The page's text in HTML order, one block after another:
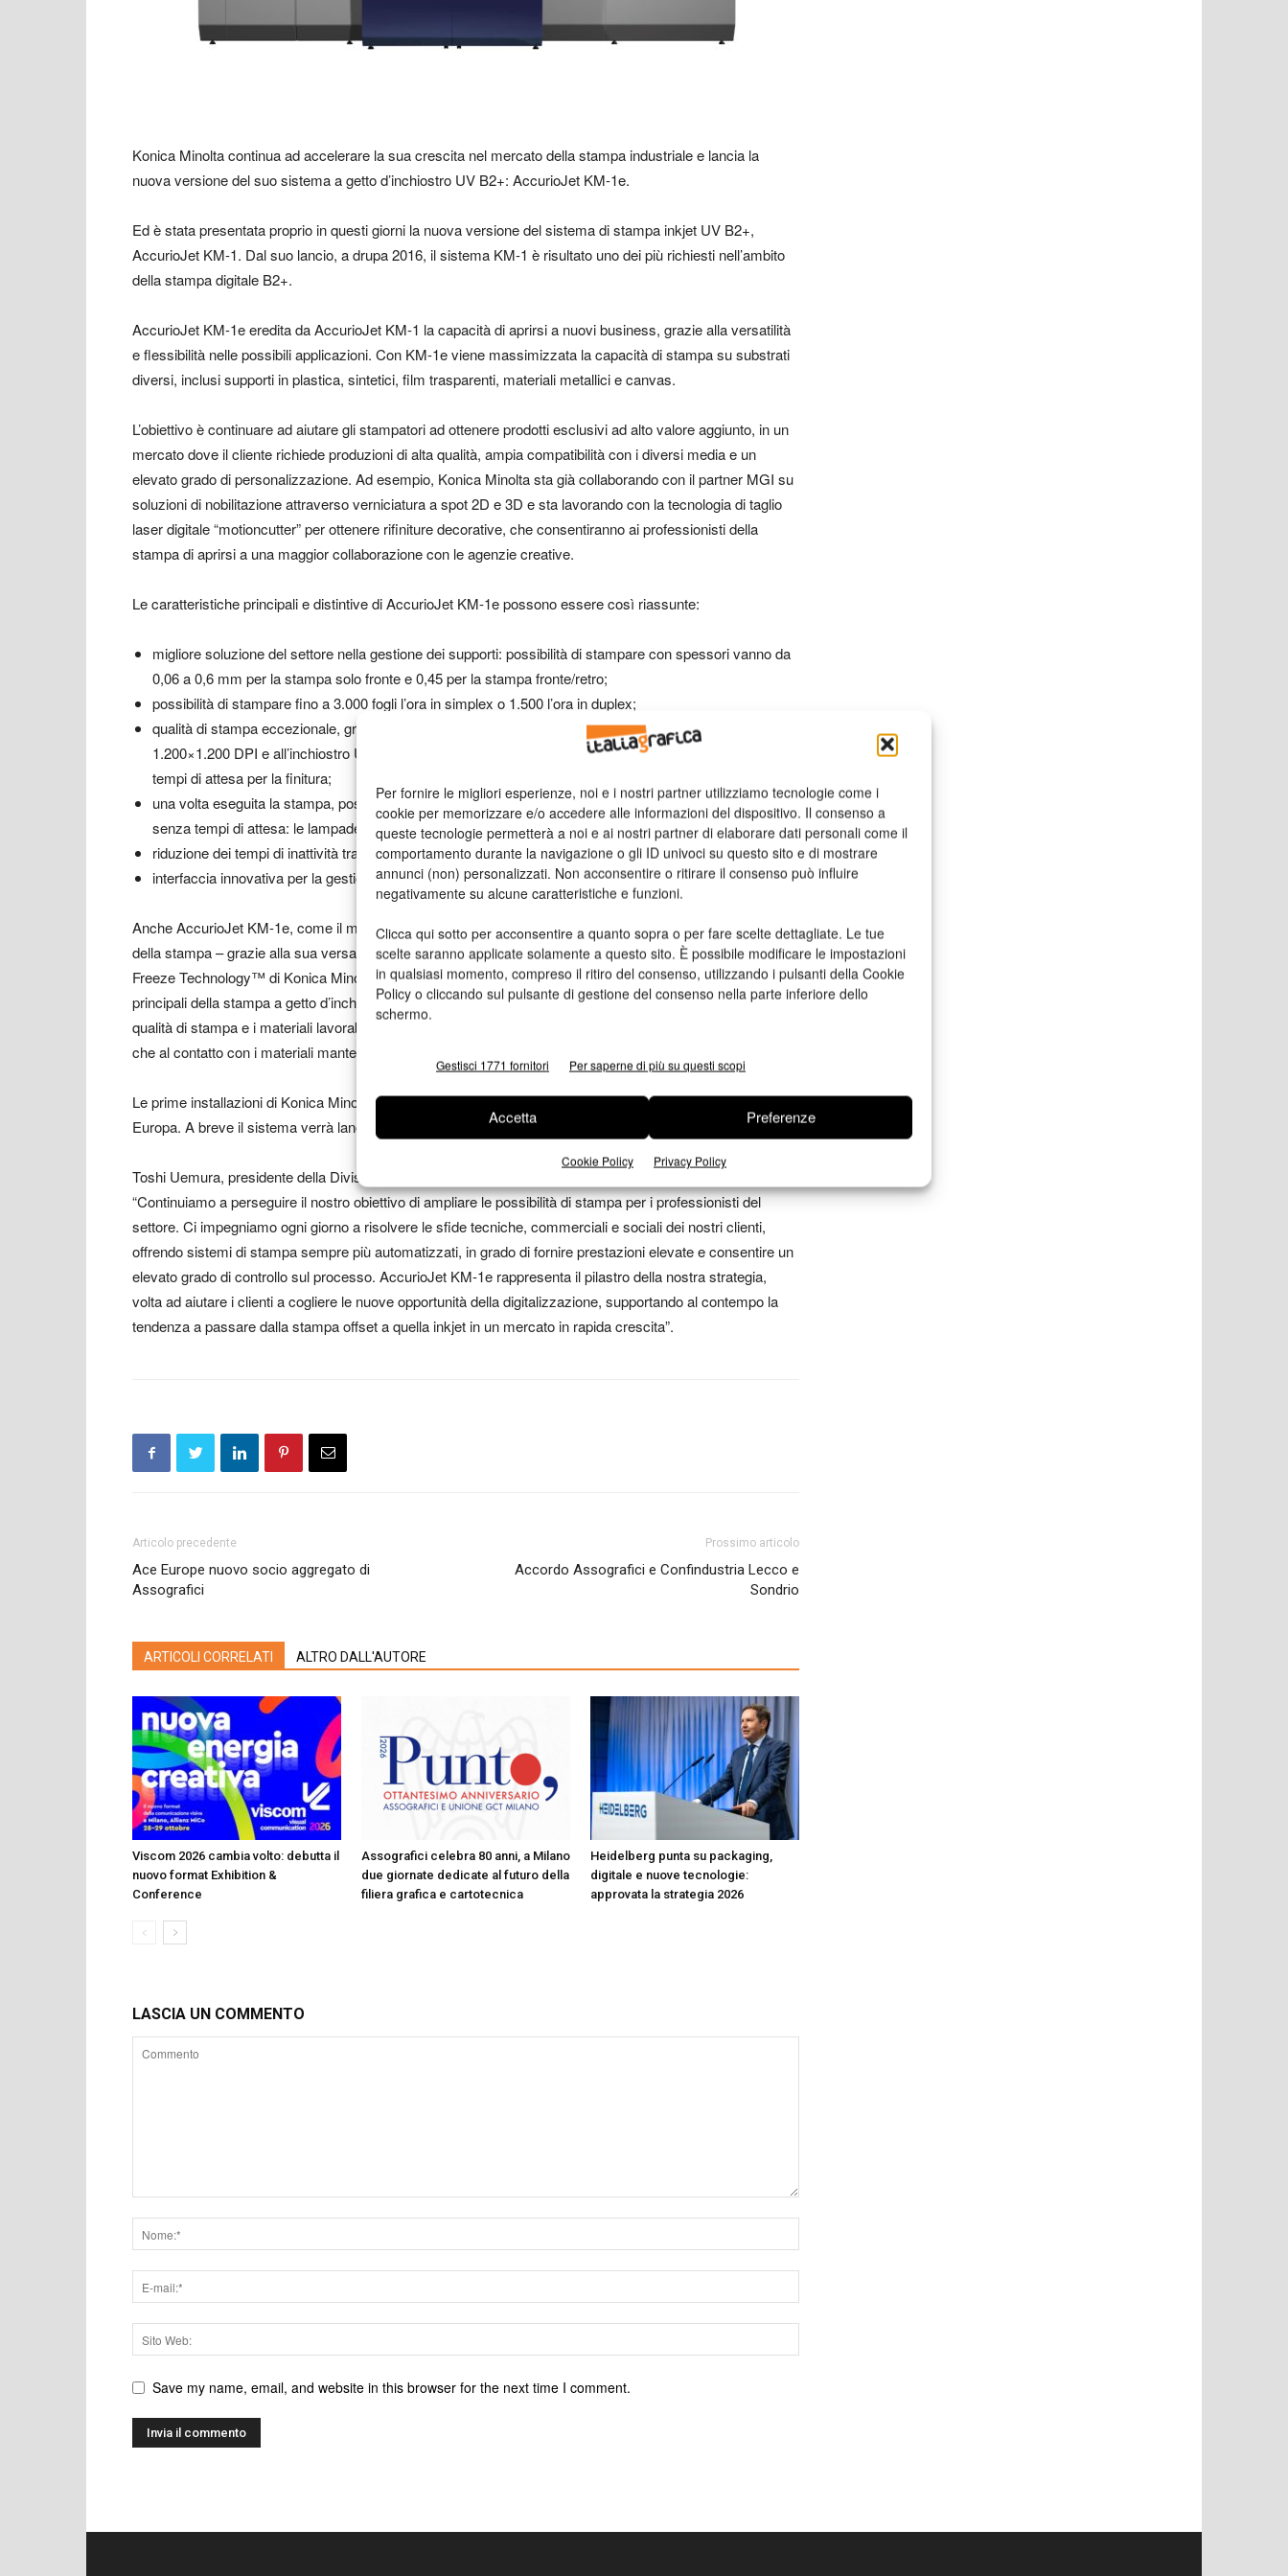
Per fornire le migliori esperienze, noi e i nostri partner utilizziamo tecnologie come i
cookie per memorizzare e/o accedere alle informazioni del dispositivo. Il consenso a
queste tecnologie permetterà a noi e ai nostri partner di elaborare dati personali come il
comportamento durante la navigazione o gli ID univoci su questo sito e di mostrare
annunci (non) personalizzati. Non acconsentire o ritirare il consenso può influire
negativamente su alcune caratteristiche e funzioni.
Clicca qui sotto per acconsentire a quanto sopra o per fare scelte dettagliate. Le tue
scelte saranno applicate solamente a questo sito. È possibile modificare le impostazioni
in qualsiasi momento, compreso il ritiro del consenso, utilizzando i pulsanti della Cookie
Policy o cliccando sul pulsante di gestione del consenso nella parte inferiore dello
schermo.
Gestisci 1771 fornitori Per saperne di più su questi scopi
Accetta Preferenze
Cookie Policy Privacy Policy
Konica Minolta continua ad accelerare la sua crescita nel mercato della stampa industriale e lancia la
nuova versione del suo sistema a getto d’inchiostro UV B2+: AccurioJet KM-1e.
Ed è stata presentata proprio in questi giorni la nuova versione del sistema di stampa inkjet UV B2+,
AccurioJet KM-1. Dal suo lancio, a drupa 2016, il sistema KM-1 è risultato uno dei più richiesti nell’ambito
della stampa digitale B2+.
AccurioJet KM-1e eredita da AccurioJet KM-1 la capacità di aprirsi a nuovi business, grazie alla versatilità
e flessibilità nelle possibili applicazioni. Con KM-1e viene massimizzata la capacità di stampa su substrati
diversi, inclusi supporti in plastica, sintetici, film trasparenti, materiali metallici e canvas.
L’obiettivo è continuare ad aiutare gli stampatori ad ottenere prodotti esclusivi ad alto valore aggiunto, in un
mercato dove il cliente richiede produzioni di alta qualità, ampia compatibilità con i diversi media e un
elevato grado di personalizzazione. Ad esempio, Konica Minolta sta già collaborando con il partner MGI su
soluzioni di nobilitazione attraverso verniciatura a spot 2D e 3D e sta lavorando con la tecnologia di taglio
laser digitale “motioncutter” per ottenere rifiniture decorative, che consentiranno ai professionisti della
stampa di aprirsi a una maggior collaborazione con le agenzie creative.
Le caratteristiche principali e distintive di AccurioJet KM-1e possono essere così riassunte:
migliore soluzione del settore nella gestione dei supporti: possibilità di stampare con spessori vanno da
0,06 a 0,6 mm per la stampa solo fronte e 0,45 per la stampa fronte/retro;
possibilità di stampare fino a 3.000 fogli l’ora in simplex o 1.500 l’ora in duplex;
qualità di stampa eccezionale, grazie alle testine Konica Minolta che offrono una soluzione reale di
1.200×1.200 DPI e all’inchiostro UV che garantisce un’eccellente resistenza alla luce e graffi ed elimina i
tempi di attesa per la finitura;
una volta eseguita la stampa, possibilità di inviare subito i lavori alle fasi di produzione successive
senza tempi di attesa: le lampade LED UV consentono un’immediata essicazione dell’inchiostro;
riduzione dei tempi di inattività tra un lavoro e l’altro e di manutenzione;
interfaccia innovativa per la gestione di finiture in linea.
Anche AccurioJet KM-1e, come il modello precedente, può essere identificata come il “coltellino svizzero”
della stampa – grazie alla sua versatilità di substrati e applicazioni – e trae vantaggio dall’esclusiva Dot
Freeze Technology™ di Konica Minolta. Il processo brevettato, noto come DFT, ha superato una delle sfide
principali della stampa a getto d’inchiostro: il movimento incontrollato del punto di inchiostro che riduce la
qualità di stampa e i materiali lavorabili. L’innovativa tecnologia, infatti, auto-congela le gocce di inchiostro
che al contatto con i materiali mantengono stabilità e consistenza del colore superiori.
Le prime installazioni di Konica Minolta KM-1e sono già state realizzate negli Stati Uniti e in alcuni Paesi in
Europa. A breve il sistema verrà lanciato anche in Italia.
Toshi Uemura, presidente della Divisione Stampa Professionale di Konica Minolta Inc, ha dichiarato:
“Continuiamo a perseguire il nostro obiettivo di ampliare le possibilità di stampa per i professionisti del
settore. Ci impegniamo ogni giorno a risolvere le sfide tecniche, commerciali e sociali dei nostri clienti,
offrendo sistemi di stampa sempre più automatizzati, in grado di fornire prestazioni elevate e consentire un
elevato grado di controllo sul processo. AccurioJet KM-1e rappresenta il pilastro della nostra strategia,
volta ad aiutare i clienti a cogliere le nuove opportunità della digitalizzazione, supportando al contempo la
tendenza a passare dalla stampa offset a quella inkjet in un mercato in rapida crescita”.
Articolo precedente
Ace Europe nuovo socio aggregato di
Assografici
Prossimo articolo
Accordo Assografici e Confindustria Lecco e
Sondrio
ARTICOLI CORRELATI ALTRO DALL'AUTORE
Viscom 2026 cambia volto: debutta il
nuovo format Exhibition &
Conference
Assografici celebra 80 anni, a Milano
due giornate dedicate al futuro della
filiera grafica e cartotecnica
Heidelberg punta su packaging,
digitale e nuove tecnologie:
approvata la strategia 2026
LASCIA UN COMMENTO
Save my name, email, and website in this browser for the next time I comment.